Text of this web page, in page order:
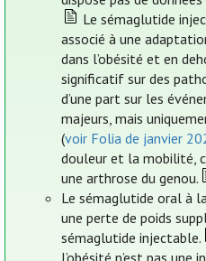
Le sémaglutide
associé à une
dans l’obésité et en
significatif sur des
d’une part sur les
majeurs, mais
(voir Folia de janvier
douleur et la mobilité,
une arthrose du genou.
Le sémaglutide oral à
une perte de poids
sémaglutide injectable.